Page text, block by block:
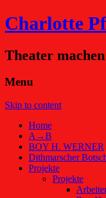
Charlotte
Theater machen
Menu
Skip to content
Home
A→B
BOY H. WERNER
Dithmarscher
Projekte
Projekte